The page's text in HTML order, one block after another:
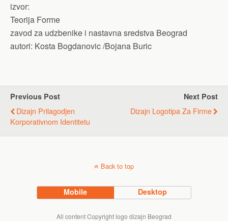
izvor:
Teorija Forme
zavod za udzbenike i nastavna sredstva Beograd
autori: Kosta Bogdanovic /Bojana Buric
Previous Post
Dizajn Prilagodjen
Korporativnom Identitetu
Next Post
Dizajn Logotipa Za Firme
Back to top
Mobile Desktop
All content Copyright logo dizajn Beograd